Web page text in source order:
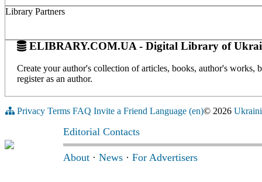
Library Partners
ELIBRARY.COM.UA - Digital Library of
Create your author's collection of articles, books, author's
register as an author.
Privacy Terms FAQ Invite a Friend Language (en)© 2026
Editorial Contacts
About · News · For Advertisers